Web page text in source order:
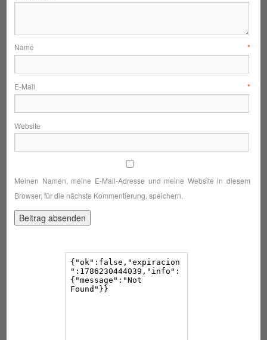
Name *
E-Mail *
Website
Meinen Namen, meine E-Mail-Adresse und meine Website in diesem
Browser, für die nächste Kommentierung, speichern.